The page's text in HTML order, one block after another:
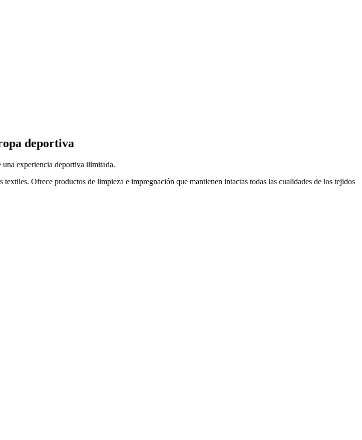
deportiva
una experiencia deportiva ilimitada.
Ofrece productos de limpieza e impregnación que mantienen intactas todas las cualidades de los tejidos